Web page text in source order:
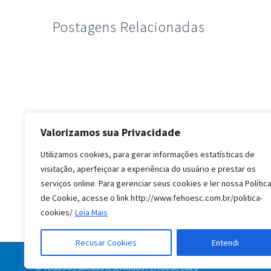
Valorizamos sua Privacidade
Utilizamos cookies, para gerar informações estatísticas de
visitação, aperfeiçoar a experiência do usuário e prestar os
serviços online. Para gerenciar seus cookies e ler nossa Política
de Cookie, acesse o link http://www.fehoesc.com.br/politica-
cookies/ Leia Mais
Recusar Cookies Entendi
Postagens Relacionadas
© Todos os direitos reservados FEHOESC 2020